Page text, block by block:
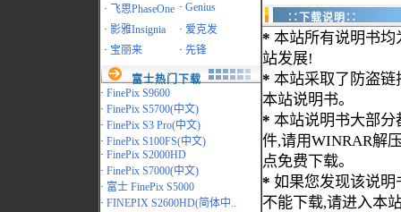
·
飞思PhaseOne · Genius
· 影雅Insignia · 爱克发
· 宝丽来 · 先锋
富士热门下载
· FinePix S9600
· FinePix S5700(中文)
· FinePix S3 Pro(中文)
· FinePix S100FS(中文)
· FinePix S2000HD
· FinePix S7000(中文)
· 富士 FinePix S5000
· FINEPIX S2600HD(简体中..
∷下载说明∷
* 本站所有说明书均
站发展!
* 本站采取了防盗链
本站说明书。
* 本站说明书大部分
件,请用WINRAR解
点免费下载。
* 如果您发现该说明
不能下载,请进入本